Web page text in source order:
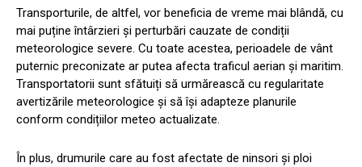
Transporturile, de altfel, vor beneficia de vreme mai blândă, cu
mai puține întârzieri și perturbări cauzate de condiții
meteorologice severe. Cu toate acestea, perioadele de vânt
puternic preconizate ar putea afecta traficul aerian și maritim.
Transportatorii sunt sfătuiți să urmărească cu regularitate
avertizările meteorologice și să își adapteze planurile
conform condițiilor meteo actualizate.
În plus, drumurile care au fost afectate de ninsori și ploi